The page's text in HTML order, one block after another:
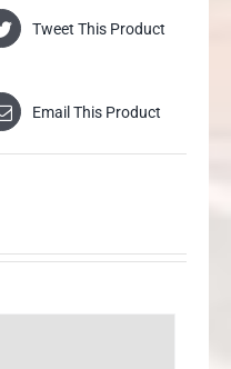
Tweet This Product
Email This Product